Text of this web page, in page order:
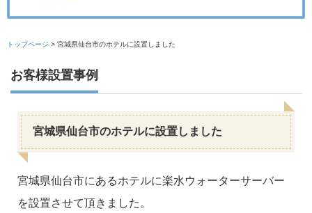
トップページ > 宮城県仙台市のホテルに設置しました
お客様設置事例
宮城県仙台市のホテルに設置しました
宮城県仙台市にあるホテルに楽水ウォーターサーバー
を設置させて頂きました。